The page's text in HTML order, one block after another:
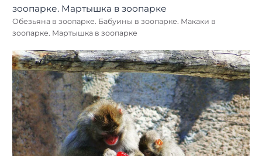
Обезьяна в зоопарке. Бабуины в зоопарке. Макаки в
зоопарке. Мартышка в зоопарке